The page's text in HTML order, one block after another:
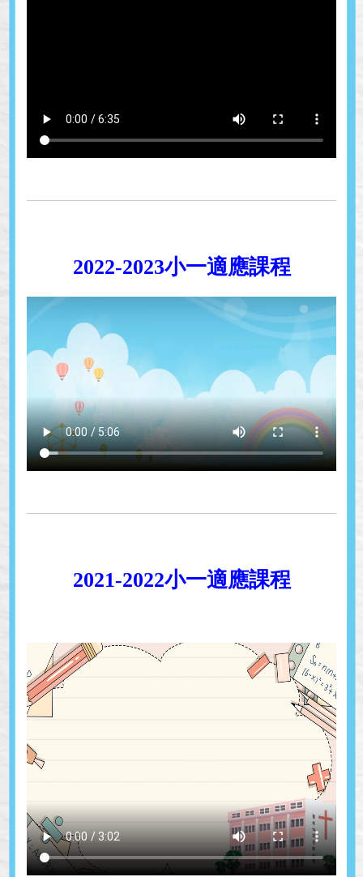
2022-2023小一適應課程
2021-2022小一適應課程